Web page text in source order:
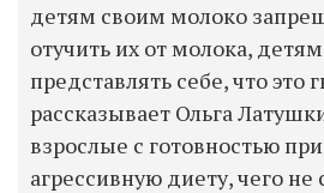
детям своим молоко
отучить их от молока,
представлять себе, что это
рассказывает Ольга
взрослые с готовностью
агрессивную диету, чего